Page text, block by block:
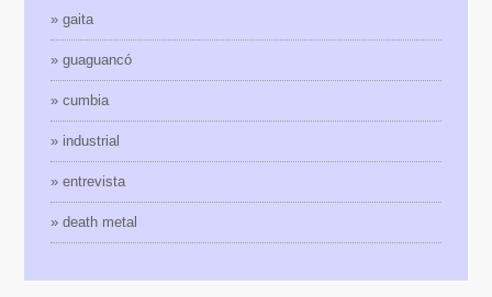
» gaita
» guaguancó
» cumbia
» industrial
» entrevista
» death metal